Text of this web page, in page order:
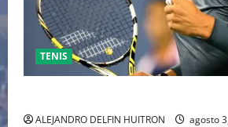
TENIS
ALEJANDRO DELFIN HUITRON agosto